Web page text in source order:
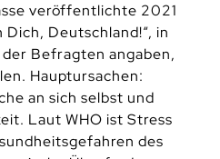
veröffentlichte 2021
Deutschland!“, in
Befragten angaben,
Hauptursachen:
an sich selbst und
Laut WHO ist Stress
des